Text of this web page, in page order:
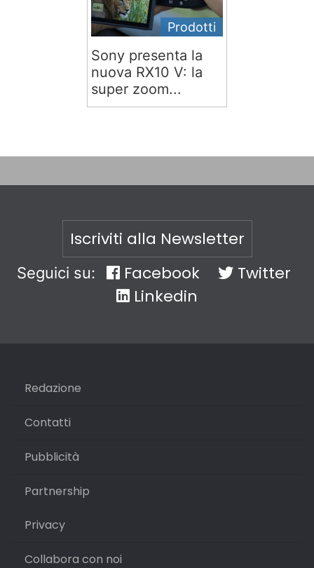
Prodotti
Sony presenta la
nuova RX10 V: la
super zoom...
Iscriviti alla Newsletter
Seguici su: Facebook
Twitter
Linkedin
Redazione
Contatti
Pubblicità
Partnership
Privacy
Collabora con noi